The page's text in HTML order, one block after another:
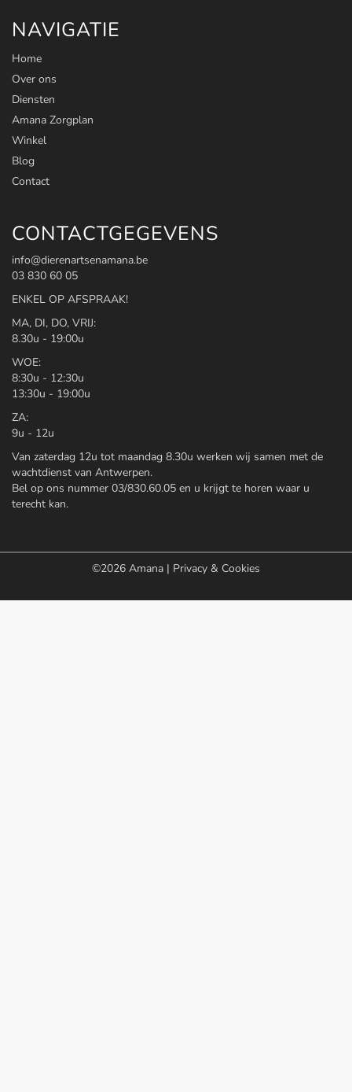
NAVIGATIE
Home
Over ons
Diensten
Amana Zorgplan
Winkel
Blog
Contact
CONTACTGEGEVENS
info@dierenartsenamana.be
03 830 60 05
ENKEL OP AFSPRAAK!
MA, DI, DO, VRIJ:
8.30u - 19:00u
WOE:
8:30u - 12:30u
13:30u - 19:00u
ZA:
9u - 12u
Van zaterdag 12u tot maandag 8.30u werken wij samen met de
wachtdienst van Antwerpen.
Bel op ons nummer 03/830.60.05 en u krijgt te horen waar u
terecht kan.
©2026 Amana | Privacy & Cookies